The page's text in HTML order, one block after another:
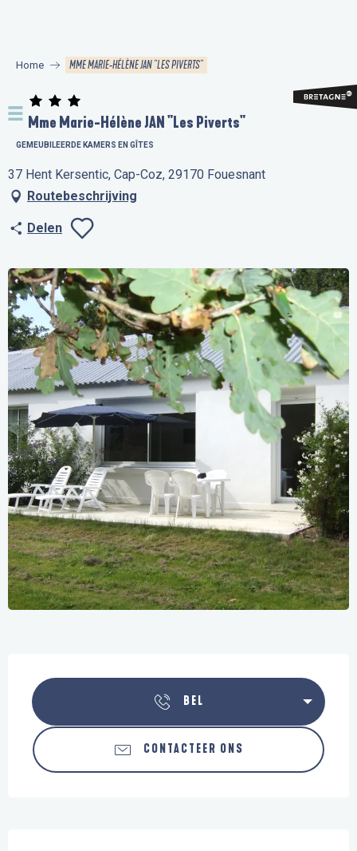
principal
Home MME MARIE-HÉLÈNE JAN "LES PIVERTS"
Mme Marie-Hélène JAN "Les Piverts"
GEMEUBILEERDE KAMERS EN GÎTES
37 Hent Kersentic, Cap-Coz, 29170 Fouesnant
Routebeschrijving
Delen
BEL
CONTACTEER ONS